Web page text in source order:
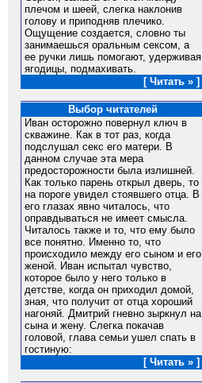
плечом и шеей, слегка наклонив
голову и приподняв плечико.
Ощущение создается, словно ты
занимаешься оральным сексом, а
ее ручки лишь помогают, удерживая
ягодицы, подмахивать.
[ Читать » ]
Выбор читателей
Иван осторожно повернул ключ в
скважине. Как в тот раз, когда
подслушал секс его матери. В
данном случае эта мера
предосторожности была излишней.
Как только парень открыл дверь, то
на пороге увидел стоявшего отца. В
его глазах явно читалось, что
оправдываться не имеет смысла.
Читалось также и то, что ему было
все понятно. Именно то, что
происходило между его сыном и его
женой. Иван испытал чувство,
которое было у него только в
детстве, когда он приходил домой,
зная, что получит от отца хороший
нагоняй. Дмитрий гневно зыркнул на
сына и жену. Слегка покачав
головой, глава семьи ушел спать в
гостиную:
[ Читать » ]